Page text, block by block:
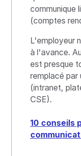
communique
(comptes
L'employeur
à l'avance.
est presque
remplacé par
(intranet,
CSE).
10 conseils